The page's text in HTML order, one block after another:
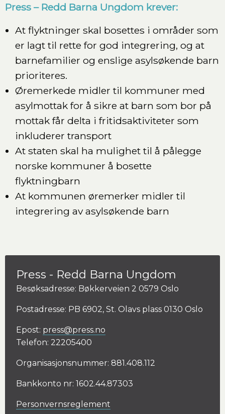
Press – Redd Barna Ungdom krever:
At flyktninger skal bosettes i områder som
er lagt til rette for god integrering, og at
barnefamilier og enslige asylsøkende barn
prioriteres.
Øremerkede midler til kommuner med
asylmottak for å sikre at barn som bor på
mottak får delta i fritidsaktiviteter som
inkluderer transport
At staten skal ha mulighet til å pålegge
norske kommuner å bosette
flyktningbarn
At kommunen øremerker midler til
integrering av asylsøkende barn
Press - Redd Barna Ungdom
Besøksadresse: Bøkkerveien 2 0579 Oslo
Postadresse: PB 6902, St. Olavs plass 0130 Oslo
Epost: press@press.no
Telefon: 22205400
Organisasjonsnummer: 881.408.112
Bankkonto nr: 1602.44.87303
Personvernsreglement